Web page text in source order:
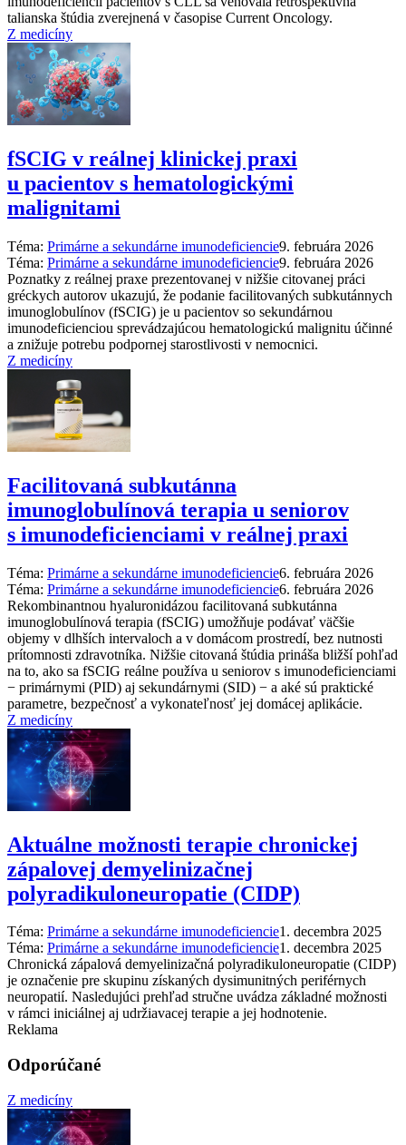
talianska štúdia zverejnená v časopise Current Oncology.
Z medicíny
fSCIG v reálnej klinickej praxi
u pacientov s hematologickými
malignitami
Téma: Primárne a sekundárne imunodeficiencie9. februára 2026
Téma: Primárne a sekundárne imunodeficiencie9. februára 2026
Poznatky z reálnej praxe prezentovanej v nižšie citovanej práci
gréckych autorov ukazujú, že podanie facilitovaných subkutánnych
imunoglobulínov (fSCIG) je u pacientov so sekundárnou
imunodeficienciou sprevádzajúcou hematologickú malignitu účinné
a znižuje potrebu podpornej starostlivosti v nemocnici.
Z medicíny
Facilitovaná subkutánna
imunoglobulínová terapia u seniorov
s imunodeficienciami v reálnej praxi
Téma: Primárne a sekundárne imunodeficiencie6. februára 2026
Téma: Primárne a sekundárne imunodeficiencie6. februára 2026
Rekombinantnou hyaluronidázou facilitovaná subkutánna
imunoglobulínová terapia (fSCIG) umožňuje podávať väčšie
objemy v dlhších intervaloch a v domácom prostredí, bez nutnosti
prítomnosti zdravotníka. Nižšie citovaná štúdia prináša bližší pohľad
na to, ako sa fSCIG reálne používa u seniorov s imunodeficienciami
−⁠ primárnymi (PID) aj sekundárnymi (SID) −⁠ a aké sú praktické
parametre, bezpečnosť a vykonateľnosť jej domácej aplikácie.
Z medicíny
Aktuálne možnosti terapie chronickej
zápalovej demyelinizačnej
polyradikuloneuropatie (CIDP)
Téma: Primárne a sekundárne imunodeficiencie1. decembra 2025
Téma: Primárne a sekundárne imunodeficiencie1. decembra 2025
Chronická zápalová demyelinizačná polyradikuloneuropatie (CIDP)
je označenie pre skupinu získaných dysimunitných periférnych
neuropatií. Nasledujúci prehľad stručne uvádza základné možnosti
v rámci iniciálnej aj udržiavacej terapie a jej hodnotenie.
Reklama
Odporúčané
Z medicíny